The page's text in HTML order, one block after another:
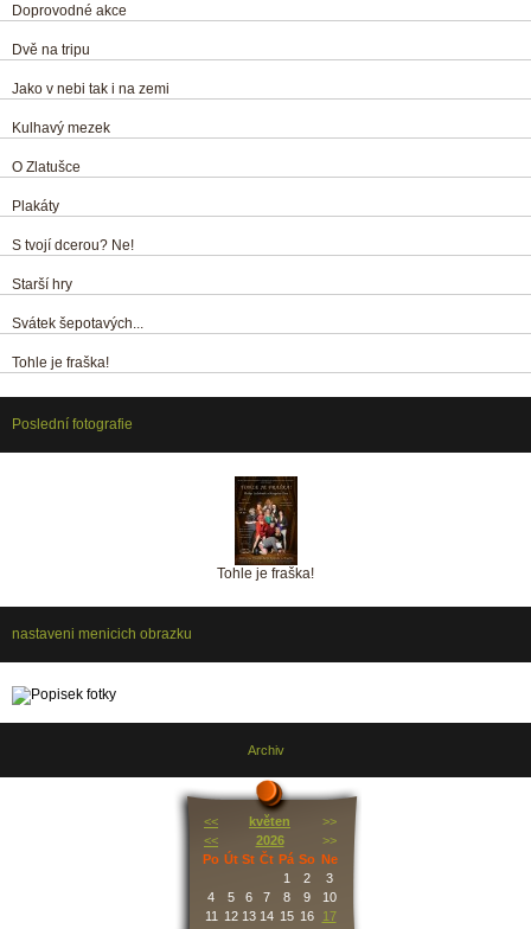
Doprovodné akce
Dvě na tripu
Jako v nebi tak i na zemi
Kulhavý mezek
O Zlatušce
Plakáty
S tvojí dcerou? Ne!
Starší hry
Svátek šepotavých...
Tohle je fraška!
Poslední fotografie
Tohle je fraška!
nastaveni menicich obrazku
Archiv
<< květen
>>
<<
2026
>>
Po Út St Čt Pá So Ne
1
2
3
4
5 6 7 8 9
10
11
12 13 14 15 16
17